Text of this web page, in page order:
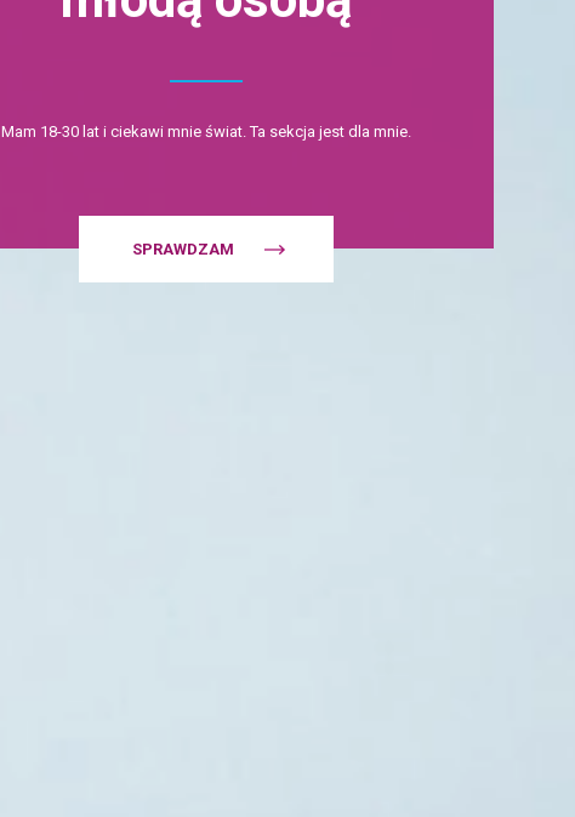
Mam 18-30 lat i ciekawi mnie świat. Ta sekcja jest dla mnie.
SPRAWDZAM